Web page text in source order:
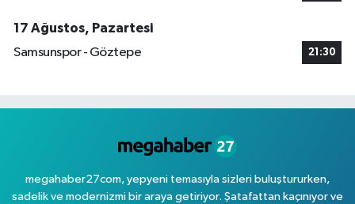
17 Ağustos, Pazartesi
Samsunspor - Göztepe
21:30
megahaber27com, yepyeni temasıyla sizleri buluştururken,
sadelik ve modernizmi bir araya getiriyor. Şatafattan kaçınıyor ve